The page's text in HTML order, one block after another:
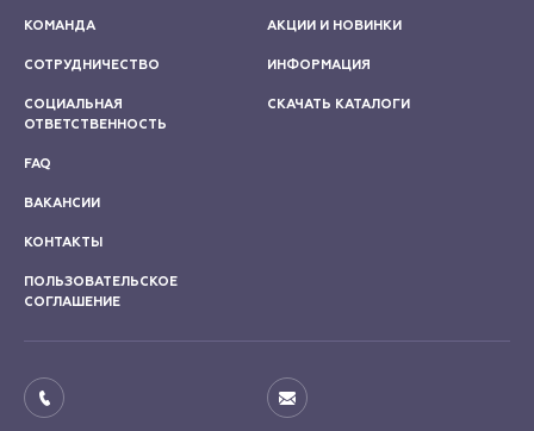
КОМАНДА
СОТРУДНИЧЕСТВО
СОЦИАЛЬНАЯ
ОТВЕТСТВЕННОСТЬ
АКЦИИ И НОВИНКИ
ИНФОРМАЦИЯ
СКАЧАТЬ КАТАЛОГИ
FAQ
ВАКАНСИИ
КОНТАКТЫ
ПОЛЬЗОВАТЕЛЬСКОЕ
СОГЛАШЕНИЕ